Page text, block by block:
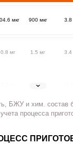
мкг 900 мкг 3.8
0.8 мг 1.5 мг 3.4
1.8 мг
220 мг 500 мг 2.9
БЖУ и хим. состав
процесса